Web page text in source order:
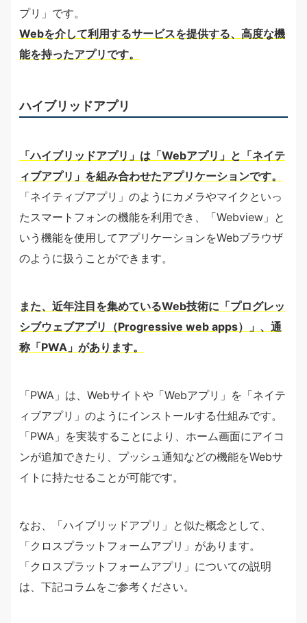
プリ」です。
Webを介して利用するサービスを提供する、高度な機
能を持ったアプリです。
ハイブリッドアプリ
「ハイブリッドアプリ」は「Webアプリ」と「ネイテ
ィブアプリ」を組み合わせたアプリケーションです。
「ネイティブアプリ」のようにカメラやマイクといっ
たスマートフォンの機能を利用でき、「Webview」と
いう機能を使用してアプリケーションをWebブラウザ
のように扱うことができます。
また、近年注目を集めているWeb技術に「プログレッ
シブウェブアプリ（Progressive web apps）」、通
称「PWA」があります。
「PWA」は、Webサイトや「Webアプリ」を「ネイテ
ィブアプリ」のようにインストールする仕組みです。
「PWA」を実装することにより、ホーム画面にアイコ
ンが追加できたり、プッシュ通知などの機能をWebサ
イトに持たせることが可能です。
なお、「ハイブリッドアプリ」と似た概念として、
「クロスプラットフォームアプリ」があります。
「クロスプラットフォームアプリ」についての説明
は、下記コラムをご参考ください。